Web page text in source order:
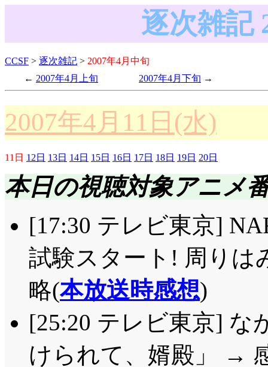
逐次雑記
CCSF > 逐次雑記 > 2007年4月中旬
2007年4月上旬
2007年4月下旬
2007年4月11日(水)
11日 12日 13日 14日 15日 16日 17日 18日 19日 20日
本日の視聴対象アニメ
[17:30 テレビ東京]
試験スタート! 周り
略(本放送時感想)
[25:20 テレビ東京] な
けられて、婿殿」 →